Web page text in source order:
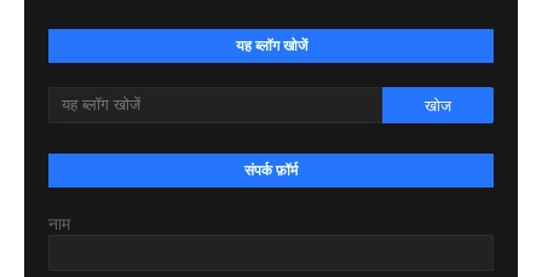
यह ब्लॉग खोजें
संपर्क फ़ॉर्म
नाम